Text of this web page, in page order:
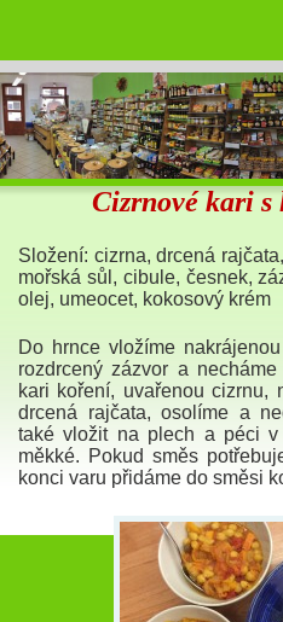
Cizrnové kari
Složení: cizrna, drcená
mořská sůl, cibule, česnek,
olej, umeocet, kokosový krém
Do hrnce vložíme
rozdrcený zázvor a
kari koření, uvařenou cizrnu,
drcená rajčata, osolíme a
také vložit na plech a péci
měkké. Pokud směs
konci varu přidáme do směsi